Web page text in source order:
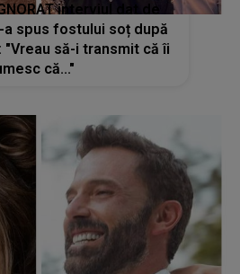
interviul dat de
a spus fostului soț după
"Vreau să-i transmit că îi
că..."